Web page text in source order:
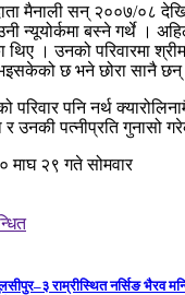
मैनाली सन् २००७/०८ देखि
न्यूयोर्कमा बस्ने गर्थे ।
थिए । उनको परिवारमा
छ भने छोरा सानै छन्
परिवार पनि नर्थ
उनकी पत्नीप्रति गुनासो
माघ २९ गते सोमवार
राम्रीस्थित नर्सिङ भैरव